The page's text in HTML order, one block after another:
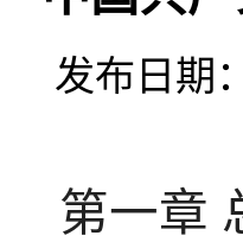
发布日期
第一章